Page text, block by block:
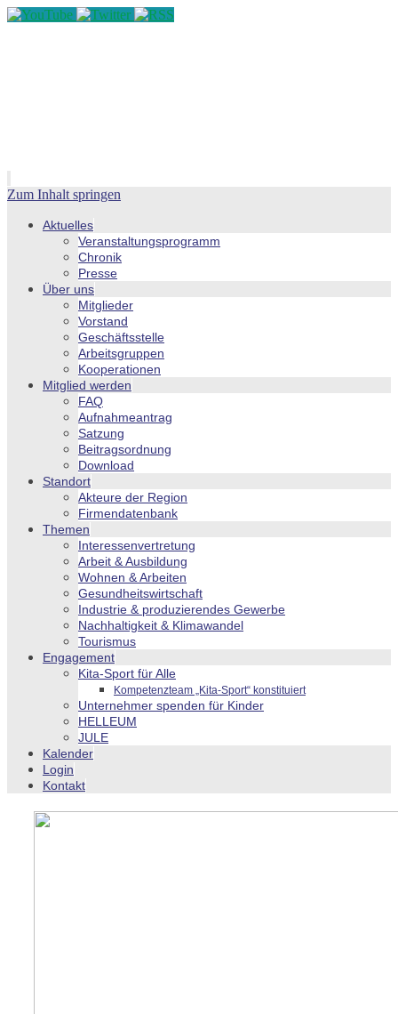
Zum Inhalt springen
Aktuelles
Veranstaltungsprogramm
Chronik
Presse
Über uns
Mitglieder
Vorstand
Geschäftsstelle
Arbeitsgruppen
Kooperationen
Mitglied werden
FAQ
Aufnahmeantrag
Satzung
Beitragsordnung
Download
Standort
Akteure der Region
Firmendatenbank
Themen
Interessenvertretung
Arbeit & Ausbildung
Wohnen & Arbeiten
Gesundheitswirtschaft
Industrie & produzierendes Gewerbe
Nachhaltigkeit & Klimawandel
Tourismus
Engagement
Kita-Sport für Alle
Kompetenzteam „Kita-Sport“ konstituiert
Unternehmer spenden für Kinder
HELLEUM
JULE
Kalender
Login
Kontakt